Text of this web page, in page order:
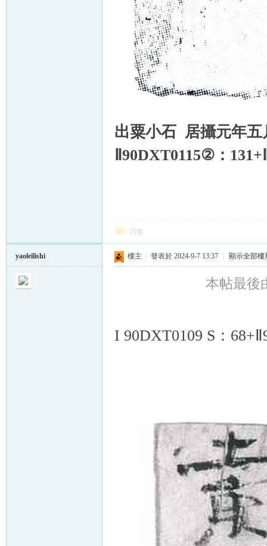
出粟小石 居攝元年
90DXT0115②： 131+
回復
yaoleilishi 樓主 發表於 2024-9-7 13:37 顯示全部樓
本帖最後
I 90DXT0109 S：